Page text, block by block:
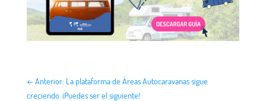
← Anterior: La plataforma de Áreas Autocaravanas sigue
creciendo. ¡Puedes ser el siguiente!